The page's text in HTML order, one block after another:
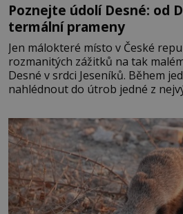
Poznejte údolí Desné: od
termální prameny
Jen málokteré místo v České
rozmanitých zážitků na tak
Desné v srdci Jeseníků. Během
nahlédnout do útrob jedné z
se na koloběžce a den zakončit
Velkých Losinách nebo v